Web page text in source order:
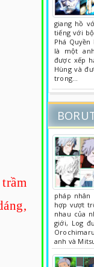
giang hồ
tiếng với
Phá
là một
được xếp
Hùng và
trong…
pháp
hợp vượt
nhau của
giới, Log
anh và